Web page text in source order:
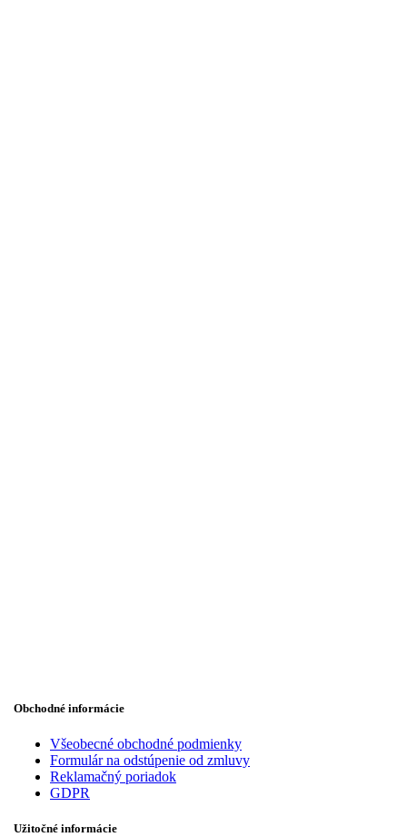
Obchodné informácie
Všeobecné obchodné podmienky
Formulár na odstúpenie od zmluvy
Reklamačný poriadok
GDPR
Užitočné informácie